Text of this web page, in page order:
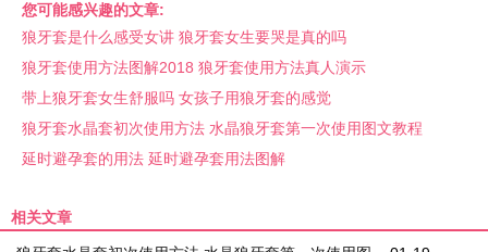
您可能感兴趣的文章:
狼牙套是什么感受女讲 狼牙套女生要哭是真的吗
狼牙套使用方法图解2018 狼牙套使用方法真人演示
带上狼牙套女生舒服吗 女孩子用狼牙套的感觉
狼牙套水晶套初次使用方法 水晶狼牙套第一次使用图文教程
延时避孕套的用法 延时避孕套用法图解
相关文章